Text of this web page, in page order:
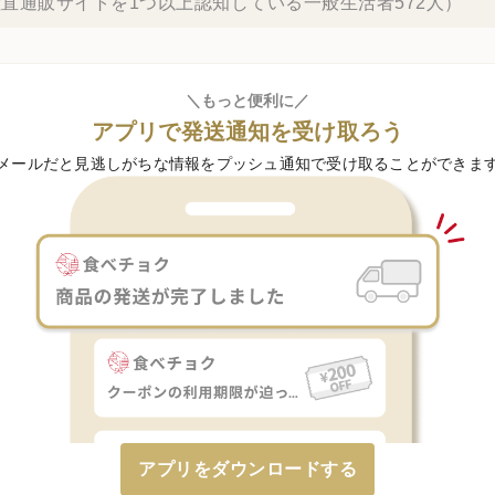
＼もっと便利に／
アプリで発送通知を受け取ろう
ールだと見逃しがちな情報をプッシュ通知で受け取ることができま
アプリをダウンロードする